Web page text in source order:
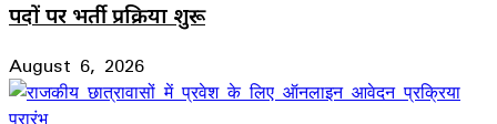
पदों पर भर्ती प्रक्रिया शुरू
August 6, 2026